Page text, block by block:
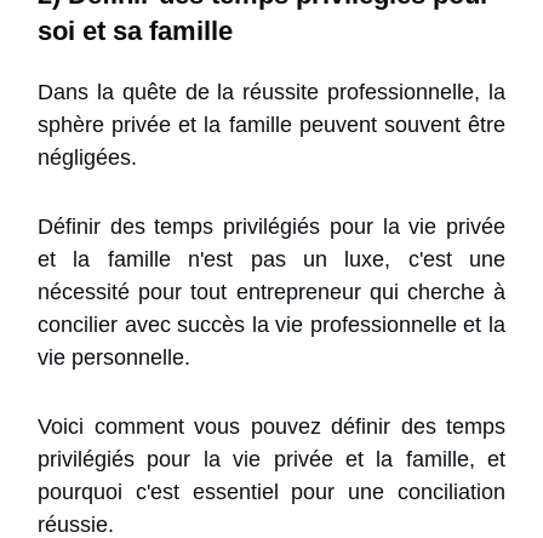
soi et sa famille
Dans la quête de la réussite professionnelle, la
sphère privée et la famille peuvent souvent être
négligées.
Définir des temps privilégiés pour la vie privée
et la famille n'est pas un luxe, c'est une
nécessité pour tout entrepreneur qui cherche à
concilier avec succès la vie professionnelle et la
vie personnelle.
Voici comment vous pouvez définir des temps
privilégiés pour la vie privée et la famille, et
pourquoi c'est essentiel pour une conciliation
réussie.